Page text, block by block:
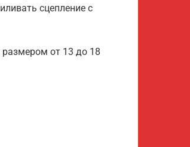
сцепление с
от 13 до 18